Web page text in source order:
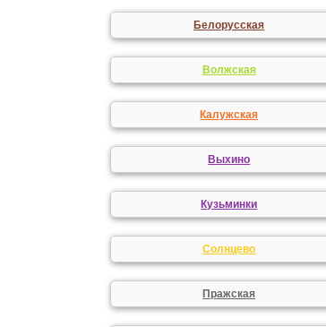
Белорусская
Волжская
Калужская
Выхино
Кузьминки
Солнцево
Пражская